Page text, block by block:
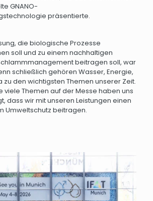
GNANO-
präsentierte.
die biologische Prozesse
soll und zu einem nachhaltigen
beitragen soll, war
schließlich gehören Wasser, Energie,
zu den wichtigsten Themen unserer Zeit.
viele Themen auf der Messe haben uns
dass wir mit unseren Leistungen einen
Umweltschutz beitragen.